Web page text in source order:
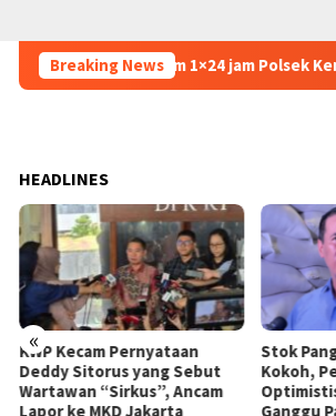
Breaking News
Dalam 1×24 jam Polsek Kembangan
HEADLINES
«
KWP Kecam Pernyataan
Deddy Sitorus yang Sebut
Wartawan “Sirkus”, Ancam
Lapor ke MKD Jakarta
Stok
Kokoh,
Ganggu